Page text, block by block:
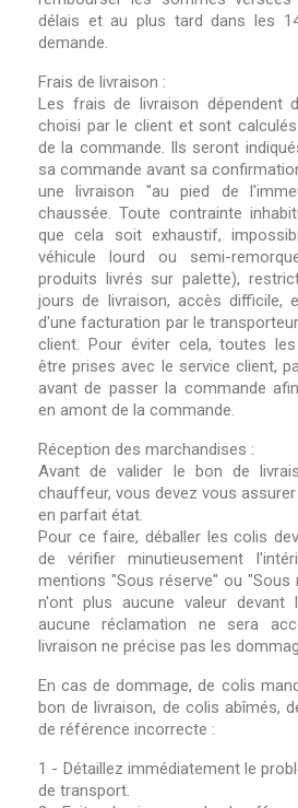
délais et au plus tard dans les
demande.
Frais de livraison :
Les frais de livraison dépendent
choisi par le client et sont
de la commande. Ils seront
sa commande avant sa
une livraison "au pied de
chaussée. Toute contrainte
que cela soit exhaustif,
véhicule lourd ou semi-
produits livrés sur palette),
jours de livraison, accès difficile,
d'une facturation par le
client. Pour éviter cela, toutes
être prises avec le service client,
avant de passer la commande
en amont de la commande.
Réception des marchandises :
Avant de valider le bon de
chauffeur, vous devez vous
en parfait état.
Pour ce faire, déballer les colis
de vérifier minutieusement
mentions "Sous réserve" ou "Sous
n'ont plus aucune valeur devant
aucune réclamation ne sera
livraison ne précise pas les
En cas de dommage, de colis
bon de livraison, de colis abîmés,
de référence incorrecte :
1 - Détaillez immédiatement le
de transport.